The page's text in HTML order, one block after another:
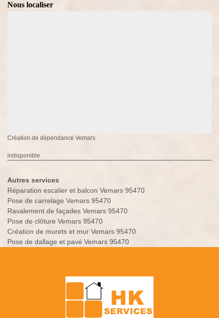
Nous localiser
Création de dépendance Vemars
indisponible
Autres services
Réparation escalier et balcon Vemars 95470
Pose de carrelage Vemars 95470
Ravalement de façades Vemars 95470
Pose de clôture Vemars 95470
Création de murets et mur Vemars 95470
Pose de dallage et pavé Vemars 95470